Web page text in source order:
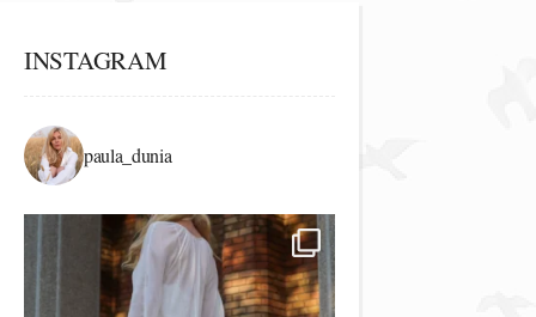
INSTAGRAM
paula_dunia